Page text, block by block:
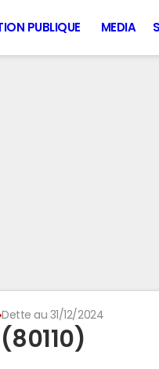
PUBLIQUE MEDIA
Dette au 31/12/2024